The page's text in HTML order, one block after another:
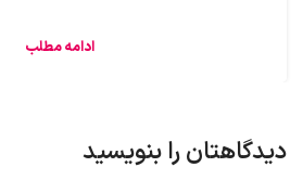
ادامه مطلب
دیدگاهتان را بنویسید